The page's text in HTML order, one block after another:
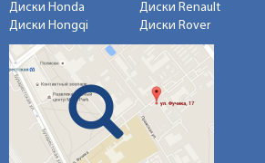
Диски Honda
Диски Hongqi
Диски Renault
Диски Rover